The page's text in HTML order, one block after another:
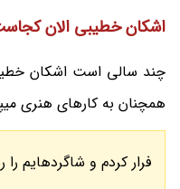
اشکان خطیبی الان
چند سالی است اشکان
همچنان به کارهای هنری
فرار کردم و شاگردهایم